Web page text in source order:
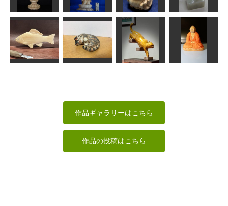
みっちゃん 金ちゃん まあちゃん fuku
聖観音菩薩
まあちゃん
地蔵菩薩像
ta-chann
布袋様
俊造
バナーナ
眠る猫
猫
作品ギャラリーはこちら
作品の投稿はこちら